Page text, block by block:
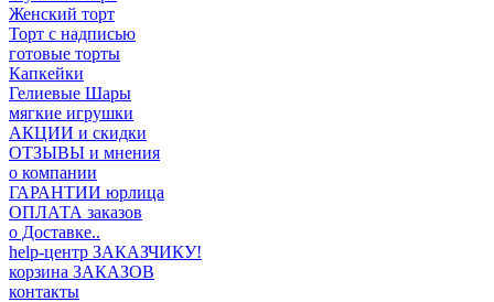
Женский торт
Торт с надписью
готовые торты
Капкейки
Гелиевые Шары
мягкие игрушки
АКЦИИ и скидки
ОТЗЫВЫ и мнения
о компании
ГАРАНТИИ юрлица
ОПЛАТА заказов
о Доставке..
help-центр ЗАКАЗЧИКУ!
корзина ЗАКАЗОВ
контакты